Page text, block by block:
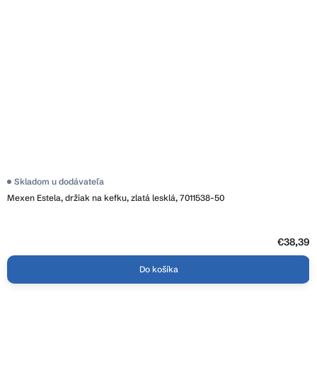
Mexen Estela, držiak na kefku, zlatá lesklá, 7011538-50
Skladom u dodávateľa
€38,39
Do košíka